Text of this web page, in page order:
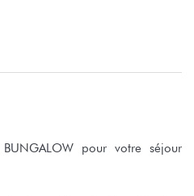
pour votre séjour